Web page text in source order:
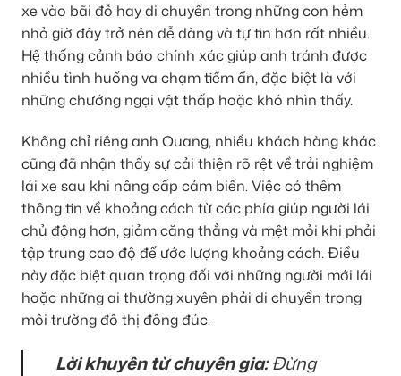
xe vào bãi đỗ hay di chuyển trong những con hẻm
nhỏ giờ đây trở nên dễ dàng và tự tin hơn rất nhiều.
Hệ thống cảnh báo chính xác giúp anh tránh được
nhiều tình huống va chạm tiềm ẩn, đặc biệt là với
những chướng ngại vật thấp hoặc khó nhìn thấy.
Không chỉ riêng anh Quang, nhiều khách hàng khác
cũng đã nhận thấy sự cải thiện rõ rệt về trải nghiệm
lái xe sau khi nâng cấp cảm biến. Việc có thêm
thông tin về khoảng cách từ các phía giúp người lái
chủ động hơn, giảm căng thẳng và mệt mỏi khi phải
tập trung cao độ để ước lượng khoảng cách. Điều
này đặc biệt quan trọng đối với những người mới lái
hoặc những ai thường xuyên phải di chuyển trong
môi trường đô thị đông đúc.
Lời khuyên từ chuyên gia:Đừng